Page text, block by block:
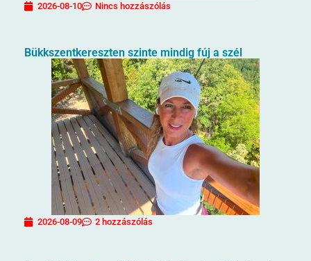
2026-08-10 Nincs hozzászólás
Bükkszentkereszten szinte mindig fúj a szél
2026-08-09 2 hozzászólás